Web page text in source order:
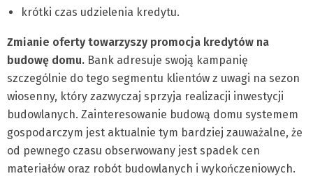
krótki czas udzielenia kredytu.
Zmianie oferty towarzyszy promocja kredytów na
budowę domu. Bank adresuje swoją kampanię
szczególnie do tego segmentu klientów z uwagi na sezon
wiosenny, który zazwyczaj sprzyja realizacji inwestycji
budowlanych. Zainteresowanie budową domu systemem
gospodarczym jest aktualnie tym bardziej zauważalne, że
od pewnego czasu obserwowany jest spadek cen
materiałów oraz robót budowlanych i wykończeniowych.